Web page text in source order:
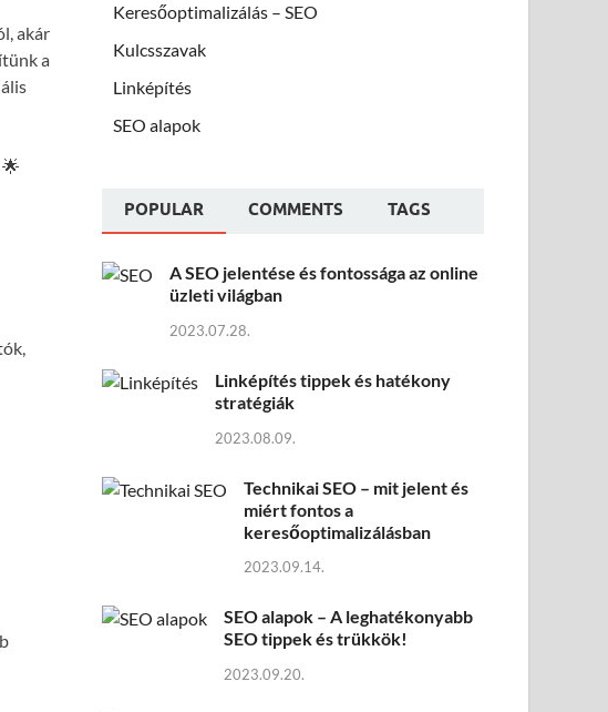
akár
a
🌟
Keresőoptimalizálás – SEO
Kulcsszavak
Linképítés
SEO alapok
POPULAR COMMENTS TAGS
A SEO jelentése és fontossága az online
üzleti világban
2023.07.28.
Linképítés tippek és hatékony
stratégiák
2023.08.09.
Technikai SEO – mit jelent és
miért fontos a
keresőoptimalizálásban
2023.09.14.
SEO alapok – A leghatékonyabb
SEO tippek és trükkök!
2023.09.20.